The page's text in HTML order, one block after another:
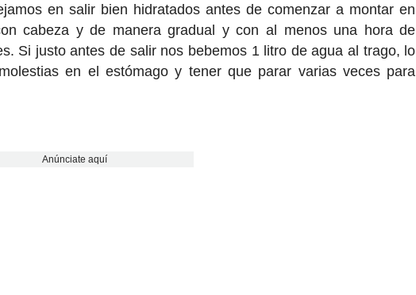
en salir bien hidratados antes de comenzar a montar en
cabeza y de manera gradual y con al menos una hora de
Si justo antes de salir nos bebemos 1 litro de agua al trago, lo
en el estómago y tener que parar varias veces para
Anúnciate aquí